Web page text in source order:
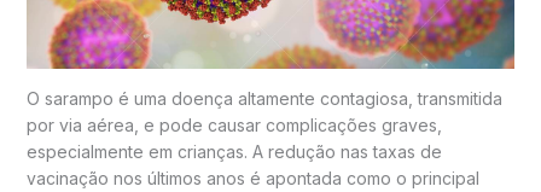
O sarampo é uma doença altamente contagiosa, transmitida
por via aérea, e pode causar complicações graves,
especialmente em crianças. A redução nas taxas de
vacinação nos últimos anos é apontada como o principal